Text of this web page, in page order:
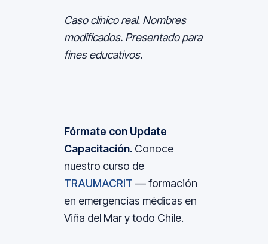
Caso clínico real. Nombres
modificados. Presentado para
fines educativos.
Fórmate con Update
Capacitación.Conoce
nuestro curso de
TRAUMACRIT — formación
en emergencias médicas en
Viña del Mar y todo Chile.